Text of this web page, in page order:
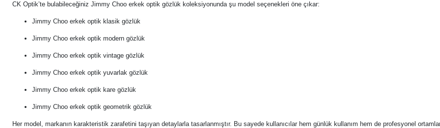
CK Optik’te bulabileceğiniz Jimmy Choo erkek optik gözlük koleksiyonunda şu model seçenekleri öne çıkar:
Jimmy Choo erkek optik klasik gözlük
Jimmy Choo erkek optik modern gözlük
Jimmy Choo erkek optik vintage gözlük
Jimmy Choo erkek optik yuvarlak gözlük
Jimmy Choo erkek optik kare gözlük
Jimmy Choo erkek optik geometrik gözlük
Her model, markanın karakteristik zarafetini taşıyan detaylarla tasarlanmıştır. Bu sayede kullanıcılar hem günlük kullanım hem de profesyonel